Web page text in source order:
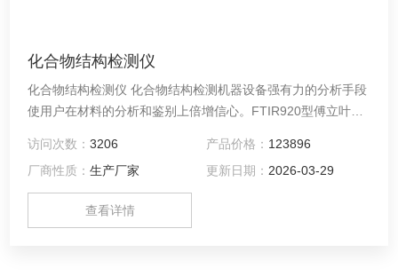
化合物结构检测仪
化合物结构检测仪 化合物结构检测机器设备强有力的分析手段
使用户在材料的分析和鉴别上倍增信心。FTIR920型傅立叶红
游离二氧化硅检测、光学镀膜、塑料、橡胶、粘性液体、漆
料、石英玻璃中羟基含量分析、新型材料、添加剂、化妆品、
纤维、单晶硅中碳氧含量等等分析测试用。
访问次数：3206 产品价格： 123896
厂商性质：生产厂家 更新日期： 2026-03-29
查看详情